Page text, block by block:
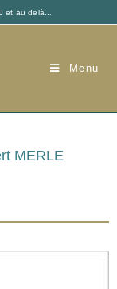
et au delà...
Menu
MERLE